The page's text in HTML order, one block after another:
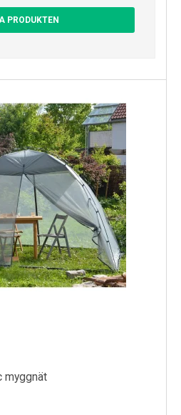
PRODUKTEN
myggnät